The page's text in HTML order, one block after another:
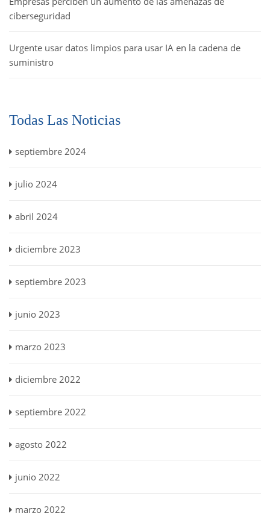
ciberseguridad
Urgente usar datos limpios para usar IA en la cadena de
suministro
Todas Las Noticias
septiembre 2024
julio 2024
abril 2024
diciembre 2023
septiembre 2023
junio 2023
marzo 2023
diciembre 2022
septiembre 2022
agosto 2022
junio 2022
marzo 2022